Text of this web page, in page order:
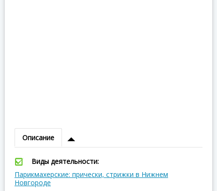
Описание
Виды деятельности:
Парикмахерские: прически, стрижки в Нижнем
Новгороде